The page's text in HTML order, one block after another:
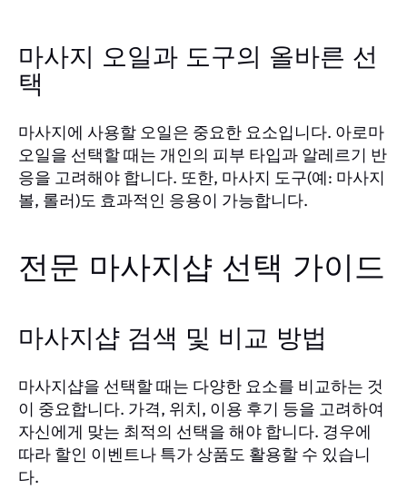
마사지 오일과 도구의 올바른 선
택
마사지에 사용할 오일은 중요한 요소입니다. 아로마
오일을 선택할 때는 개인의 피부 타입과 알레르기 반
응을 고려해야 합니다. 또한, 마사지 도구(예: 마사지
볼, 롤러)도 효과적인 응용이 가능합니다.
전문 마사지샵 선택 가이드
마사지샵 검색 및 비교 방법
마사지샵을 선택할 때는 다양한 요소를 비교하는 것
이 중요합니다. 가격, 위치, 이용 후기 등을 고려하여
자신에게 맞는 최적의 선택을 해야 합니다. 경우에
따라 할인 이벤트나 특가 상품도 활용할 수 있습니
다.